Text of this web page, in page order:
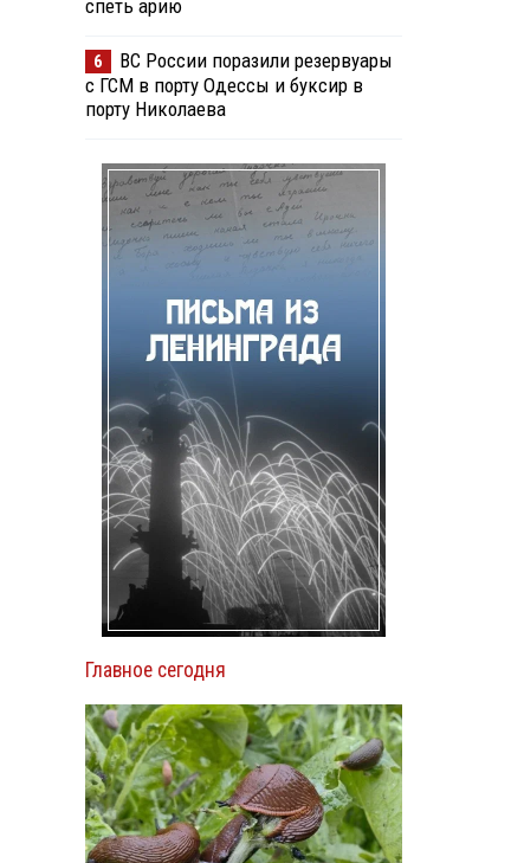
спеть арию
6
ВС России поразили резервуары
с ГСМ в порту Одессы и буксир в
порту Николаева
Главное сегодня